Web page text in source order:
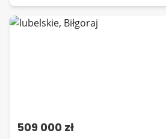
509 000 zł